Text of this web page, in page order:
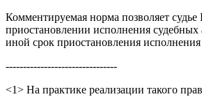
Комментируемая норма позволяет
приостановлении исполнения судебных
иной срок приостановления
--------------------------------
<1> На практике реализации такого